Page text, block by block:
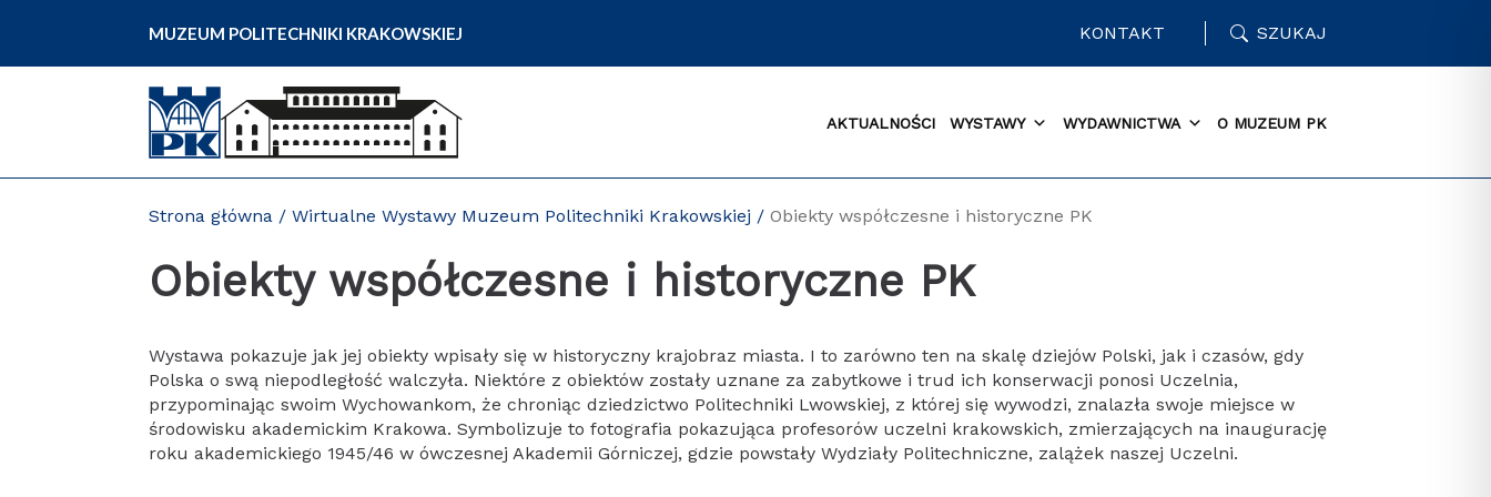
MUZEUM POLITECHNIKI KRAKOWSKIEJ KONTAKT SZUKAJ
AKTUALNOŚCI WYSTAWY WYDAWNICTWA O MUZEUM PK
Strona główna /Wirtualne Wystawy Muzeum Politechniki Krakowskiej /Obiekty współczesne i historyczne PK
Obiekty współczesne i historyczne PK
Wystawa pokazuje jak jej obiekty wpisały się w historyczny krajobraz miasta. I to zarówno ten na skalę dziejów Polski, jak i czasów, gdy
Polska o swą niepodległość walczyła. Niektóre z obiektów zostały uznane za zabytkowe i trud ich konserwacji ponosi Uczelnia,
przypominając swoim Wychowankom, że chroniąc dziedzictwo Politechniki Lwowskiej, z której się wywodzi, znalazła swoje miejsce w
środowisku akademickim Krakowa. Symbolizuje to fotografia pokazująca profesorów uczelni krakowskich, zmierzających na inaugurację
roku akademickiego 1945/46 w ówczesnej Akademii Górniczej, gdzie powstały Wydziały Politechniczne, zalążek naszej Uczelni.
KAMPUS CZYŻYNY Początek lat 70-tych